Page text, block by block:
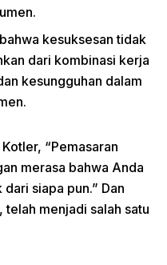
kesuksesan tidak
dari kombinasi kerja
kesungguhan dalam
“Pemasaran
merasa bahwa Anda
siapa pun.” Dan
menjadi salah satu